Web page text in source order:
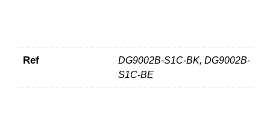
Ref
DG9002B-S1C-BK, DG9002B-
S1C-BE